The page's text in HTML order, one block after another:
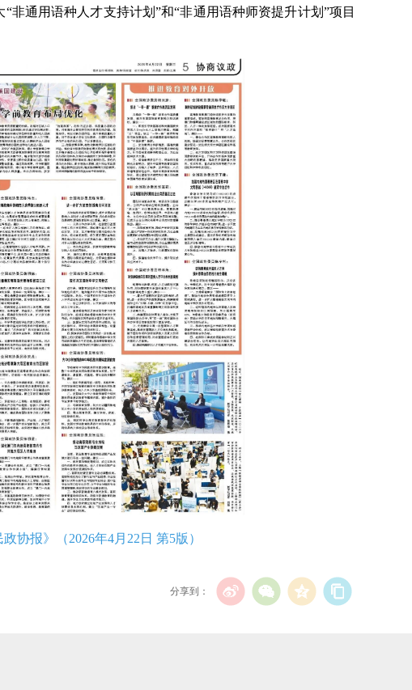
非通用语种人才支持计划”和“非通用语种师资提升计划”项目
政协报》（2026年4月22日 第5版）
分享到：